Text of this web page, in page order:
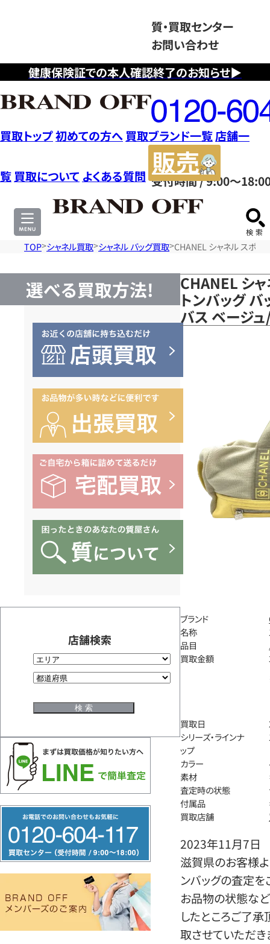
健康保険証での本人確認終了のお知らせ▶
質・買取センター
お問い合わせ
フ
リ
ー
ダ
イ
ヤ
ル
0120604117
受付時間 / 9:00～
買取トップ初めての方へ 買取ブランド一覧店舗一
覧 買取について よくある質問
サ
TOP シャネル買取 シャネル バッグ買取 CHANEL シャネル スポー
選べる買取方法!
店舗検索
リ
ー
ヤ
CHANEL シ
トンバッグ バ
バス ベージ
ブランド
名称
品目
買取金額
買取日
シリーズ・ラインナ
ップ
カラー
素材
査定時の状態
付属品
買取店舗
2023年11月7日
滋賀県のお客様よ
ンバッグの査定を
お品物の状態など
したところご了
取させていただき